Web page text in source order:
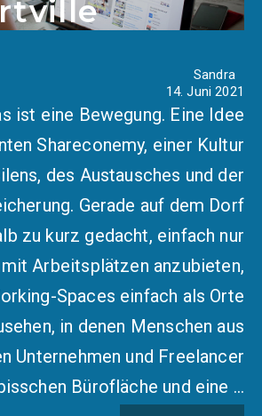
Sandra
14. Juni 2021
ist eine Bewegung. Eine Idee
Shareconemy, einer Kultur
des Austausches und der
Gerade auf dem Dorf
zu kurz gedacht, einfach nur
Arbeitsplätzen anzubieten,
Spaces einfach als Orte
in denen Menschen aus
Unternehmen und Freelancer
Bürofläche und eine …